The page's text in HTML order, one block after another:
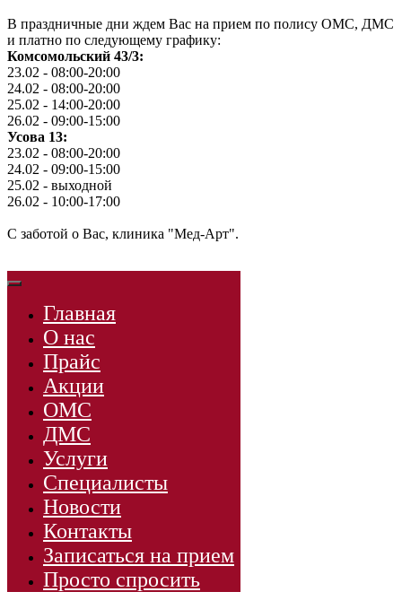
В праздничные дни ждем Вас на прием по полису ОМС, ДМС
и платно по следующему графику:
Комсомольский 43/3:
23.02 - 08:00-20:00
24.02 - 08:00-20:00
25.02 - 14:00-20:00
26.02 - 09:00-15:00
Усова 13:
23.02 - 08:00-20:00
24.02 - 09:00-15:00
25.02 - выходной
26.02 - 10:00-17:00
С заботой о Вас, клиника "Мед-Арт".
Главная
О нас
Прайс
Акции
ОМС
ДМС
Услуги
Специалисты
Новости
Контакты
Записаться на прием
Просто спросить